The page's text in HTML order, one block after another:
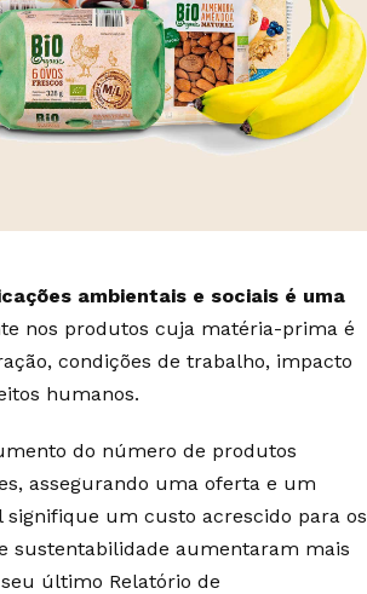
ambientais e sociais é uma
nos produtos cuja matéria-prima é
condições de trabalho, impacto
humanos.
do número de produtos
assegurando uma oferta e um
um custo acrescido para os
sustentabilidade aumentaram mais
último Relatório de